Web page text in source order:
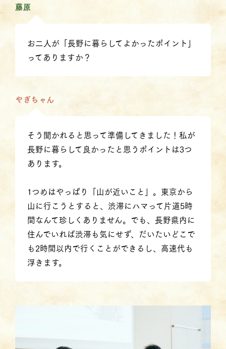
藤原
お二人が「長野に暮らしてよかったポイント」
ってありますか？
やぎちゃん
そう聞かれると思って準備してきました！私が
長野に暮らして良かったと思うポイントは3つ
あります。
1つめはやっぱり「山が近いこと」。東京から
山に行こうとすると、渋滞にハマって片道5時
間なんて珍しくありません。でも、長野県内に
住んでいれば渋滞も気にせず、だいたいどこで
も2時間以内で行くことができるし、高速代も
浮きます。